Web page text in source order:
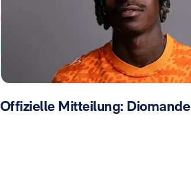
Offizielle Mitteilung: Diomande